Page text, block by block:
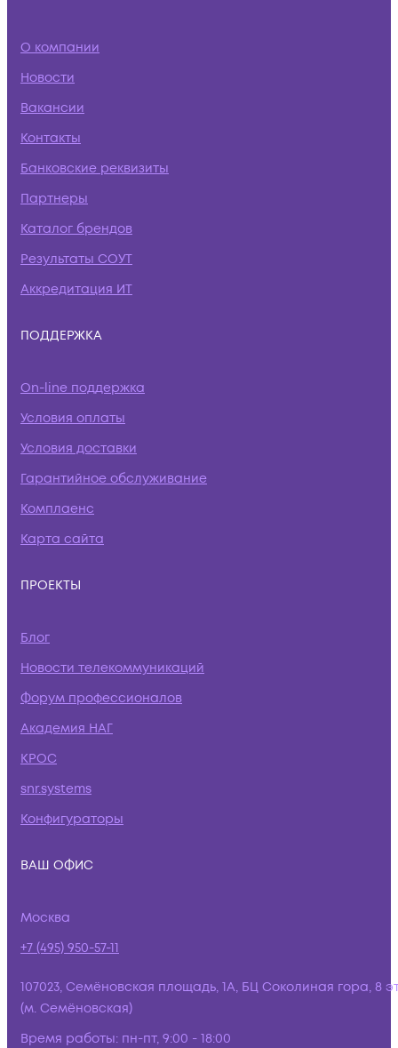
О компании
Новости
Вакансии
Контакты
Банковские реквизиты
Партнеры
Каталог брендов
Результаты СОУТ
Аккредитация ИТ
ПОДДЕРЖКА
On-line поддержка
Условия оплаты
Условия доставки
Гарантийное обслуживание
Комплаенс
Карта сайта
ПРОЕКТЫ
Блог
Новости телекоммуникаций
Форум профессионалов
Академия НАГ
КРОС
snr.systems
Конфигураторы
ВАШ ОФИС
Москва
+7 (495) 950-57-11
107023, Семёновская площадь, 1А, БЦ Соколиная гора, 8
(м. Семёновская)
Время работы: пн-пт, 9:00 - 18:00